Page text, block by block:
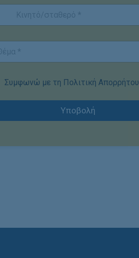
Συμφωνώ με τη Πολιτική Απορρήτου
Υποβολή